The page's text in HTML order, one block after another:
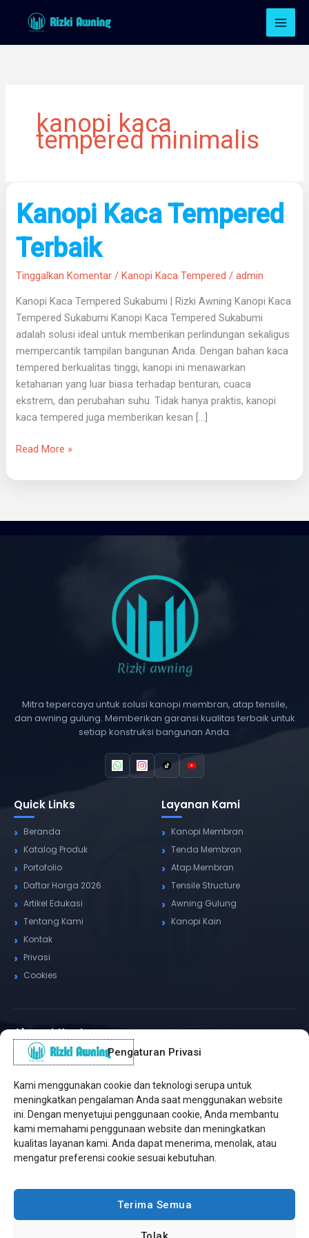
Pengaturan Privasi
Kami menggunakan cookie dan teknologi serupa untuk
meningkatkan pengalaman Anda saat menggunakan website
ini. Dengan menyetujui penggunaan cookie, Anda membantu
kami memahami penggunaan website dan meningkatkan
kualitas layanan kami. Anda dapat menerima, menolak, atau
mengatur preferensi cookie sesuai kebutuhan.
Terima Semua
kanopi kaca
tempered minimalis
Kanopi Kaca Tempered
Terbaik
Tinggalkan Komentar /Kanopi Kaca Tempered /admin
Kanopi Kaca Tempered Sukabumi | Rizki Awning Kanopi Kaca
Tempered Sukabumi Kanopi Kaca Tempered Sukabumi
adalah solusi ideal untuk memberikan perlindungan sekaligus
mempercantik tampilan bangunan Anda. Dengan bahan kaca
tempered berkualitas tinggi, kanopi ini menawarkan
ketahanan yang luar biasa terhadap benturan, cuaca
ekstrem, dan perubahan suhu. Tidak hanya praktis, kanopi
kaca tempered juga memberikan kesan […]
Kanopi
Kaca
Tempered
Terbaik
Read More »
Mitra tepercaya untuk solusi kanopi membran, atap tensile,
dan awning gulung. Memberikan garansi kualitas terbaik untuk
setiap konstruksi bangunan Anda.
Quick Links
Beranda
Katalog Produk
Portofolio
Daftar Harga 2026
Artikel Edukasi
Tentang Kami
Kontak
Privasi
Cookies
Layanan Kami
Kanopi Membran
Tenda Membran
Atap Membran
Tensile Structure
Awning Gulung
Kanopi Kain
Alamat Kantor
✆ WhatsApp / Telepon
Pusat Sukabumi
Sukamanis, Kadudampit, Sukabumi
Cabang Jakarta
Kembangan, Jakarta Barat
Sektor A3, Tangerang Selatan